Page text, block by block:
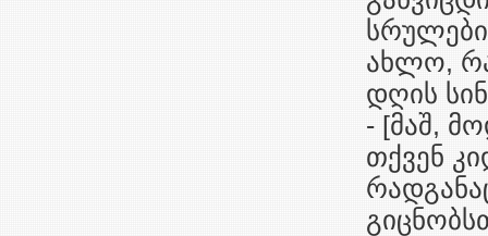
ახლო,
დღის
- [მაშ,
თქვენ